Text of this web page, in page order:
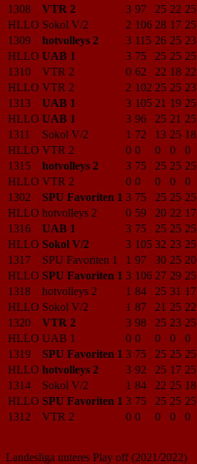
1308
VTR 2 3 97 25 22 25
HLLO Sokol V/2 2 106 28 17 25
1309
hotvolleys 2 3 115 26 25 23
HLLO UAB 1 3 75 25 25 25
1310
VTR 2 0 62 22 18 22
HLLO VTR 2 2 102 25 25 23
1313
UAB 1 3 105 21 19 25
HLLO UAB 1 3 96 25 21 25
1311
Sokol V/2 1 72 13 25 18
HLLO VTR 2 0 0 0 0
0
1315
hotvolleys 2 3 75 25 25 25
HLLO VTR 2 0 0 0 0
0
1302
SPU Favoriten 1 3 75 25 25 25
HLLO hotvolleys 2 0 59 20 22 17
1316
UAB 1 3 75 25 25 25
HLLO Sokol V/2 3 105 32 23 25
1317
SPU Favoriten 1 1 97 30 25 20
HLLO SPU Favoriten 1 3 106 27 29 25
1318
hotvolleys 2 1 84 25 31 17
HLLO Sokol V/2 1 87 21 25 22
1320
VTR 2 3 98 25 23 25
HLLO UAB 1 0 0 0 0
0
1319
SPU Favoriten 1 3 75 25 25 25
HLLO hotvolleys 2 3 92 25 17 25
1314
Sokol V/2 1 84 22 25 18
HLLO SPU Favoriten 1 3 75 25 25 25
1312
VTR 2 0 0 0 0 0
Landesliga unteres Play off (2021/2022)